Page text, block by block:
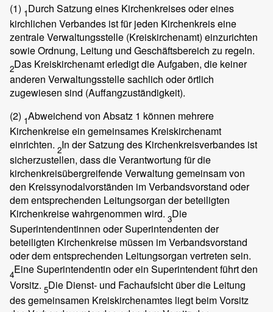
(1) 1Durch Satzung eines Kirchenkreises oder eines
kirchlichen Verbandes ist für jeden Kirchenkreis eine
zentrale Verwaltungsstelle (Kreiskirchenamt) einzurichten
sowie Ordnung, Leitung und Geschäftsbereich zu regeln.
2Das Kreiskirchenamt erledigt die Aufgaben, die keiner
anderen Verwaltungsstelle sachlich oder örtlich
zugewiesen sind (Auffangzuständigkeit).
(2) 1Abweichend von Absatz 1 können mehrere
Kirchenkreise ein gemeinsames Kreiskirchenamt
einrichten. 2In der Satzung des Kirchenkreisverbandes ist
sicherzustellen, dass die Verantwortung für die
kirchenkreisübergreifende Verwaltung gemeinsam von
den Kreissynodalvorständen im Verbandsvorstand oder
dem entsprechenden Leitungsorgan der beteiligten
Kirchenkreise wahrgenommen wird. 3Die
Superintendentinnen oder Superintendenten der
beteiligten Kirchenkreise müssen im Verbandsvorstand
oder dem entsprechenden Leitungsorgan vertreten sein.
4Eine Superintendentin oder ein Superintendent führt den
Vorsitz. 5Die Dienst- und Fachaufsicht über die Leitung
des gemeinsamen Kreiskirchenamtes liegt beim Vorsitz